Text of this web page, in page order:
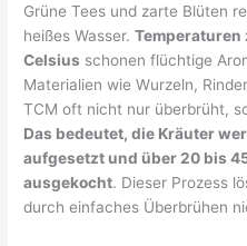
Grüne Tees und zarte Blüten
heißes Wasser.Temperaturen
Celsius schonen flüchtige
Materialien wie Wurzeln,
TCM oft nicht nur überbrüht,
Das bedeutet, die Kräuter
aufgesetzt und über 20 bis
ausgekocht. Dieser Prozess
durch einfaches Überbrühen